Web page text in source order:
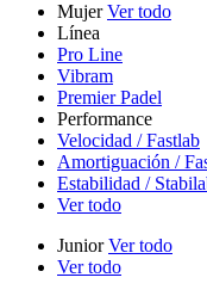
MujerVer todo
Línea
Pro Line
Vibram
Premier Padel
Performance
Velocidad / Fastlab
Amortiguación /
Estabilidad /
Ver todo
JuniorVer todo
Ver todo